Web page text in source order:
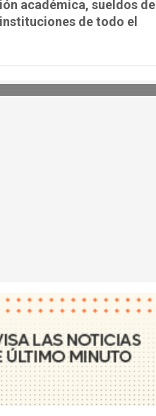
académica, sueldos de
de todo el